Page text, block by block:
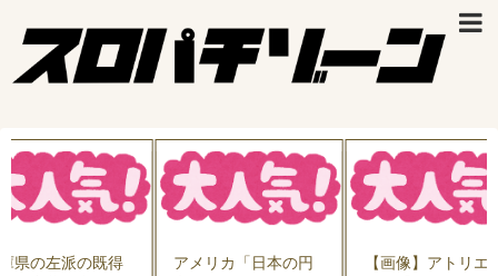
県の左派の既得
アメリカ「日本の円
【画像】アトリエ